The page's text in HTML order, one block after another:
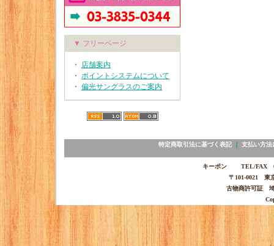
▼ フリーページ
・ 店舗案内
・ ポイントシステムについて
・ 偏光サングラスのご案内
特定商取引法に基づく表記｜ 支払い方法
キーポン TEL/FAX
〒101-0021 東
古物商許可証